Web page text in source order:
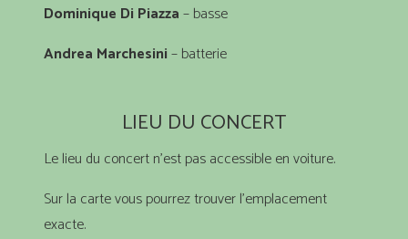
Dominique Di Piazza– basse
Andrea Marchesini– batterie
LIEU DU CONCERT
Le lieu du concert n’est pas accessible en voiture.
Sur la carte vous pourrez trouver l’emplacement
exacte.